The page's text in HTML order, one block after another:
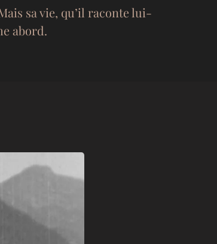
sa vie, qu’il raconte lui-
abord.